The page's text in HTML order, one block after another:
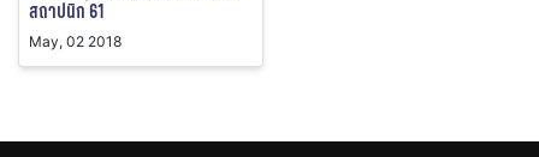
สถาปนิก 61
May, 02 2018